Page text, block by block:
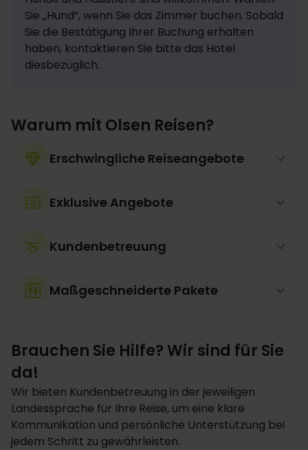
Sie „Hund“, wenn Sie das Zimmer buchen. Sobald
Sie die Bestätigung Ihrer Buchung erhalten
haben, kontaktieren Sie bitte das Hotel
diesbezüglich.
Warum mit Olsen Reisen?
Erschwingliche Reiseangebote
Exklusive Angebote
Kundenbetreuung
Maßgeschneiderte Pakete
Brauchen Sie Hilfe? Wir sind für Sie
da!
Wir bieten Kundenbetreuung in der jeweiligen
Landessprache für Ihre Reise, um eine klare
Kommunikation und persönliche Unterstützung bei
jedem Schritt zu gewährleisten.